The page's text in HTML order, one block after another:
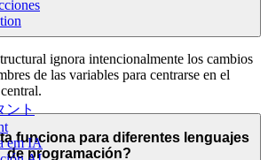
ント
em IA
ignora intencionalmente los cambios
de las variables para centrarse en el
funciona para diferentes lenguajes
de programación?